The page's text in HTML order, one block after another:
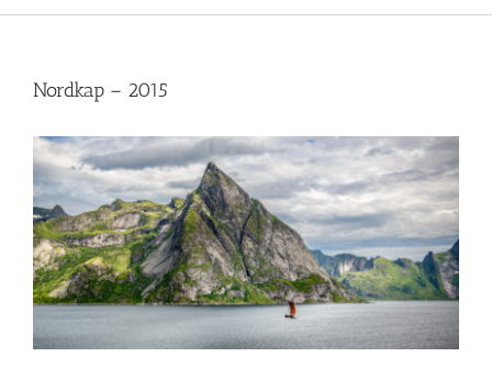
Nordkap – 2015
Zeige
grösseres
Bild